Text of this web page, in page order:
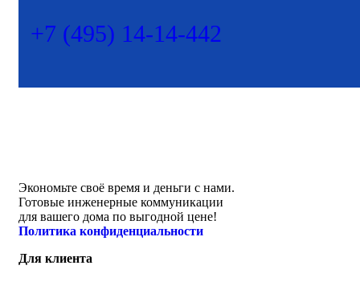
+7 (495) 14-14-442
Экономьте своё время и деньги с нами.
Готовые инженерные коммуникации
для вашего дома по выгодной цене!
Политика конфиденциальности
Для клиента